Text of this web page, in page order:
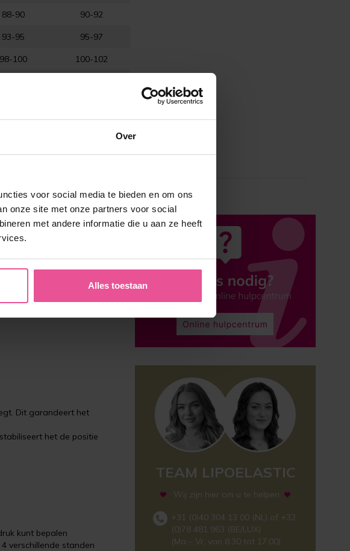
Over
voor social media te bieden en om ons
onze site met onze partners voor social
met andere informatie die u aan ze heeft
Alles toestaan
88-90 90-92
93-95 95-97
98-100 100-102
Denk hierbij aan
Dit garandeert het
het de positie
kunt bepalen
verschillende standen
TEAM LIPOELASTIC
Wij zijn hier om u te helpen
+31 (0)40 304 13 00 (NL) of +32
(0)78 481 963 (BE/LUX)
(Ma – Vr, van 8:30 tot 17:00)